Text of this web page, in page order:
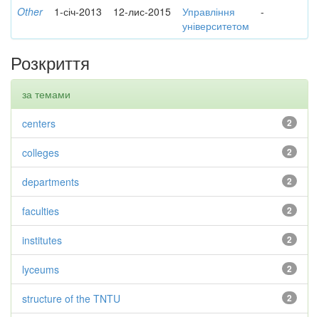
Other 1-січ-2013 12-лис-2015
Управління
університетом
-
Розкриття
за темами
2
centers
2
colleges
2
departments
2
faculties
2
institutes
2
lyceums
2
structure of the TNTU